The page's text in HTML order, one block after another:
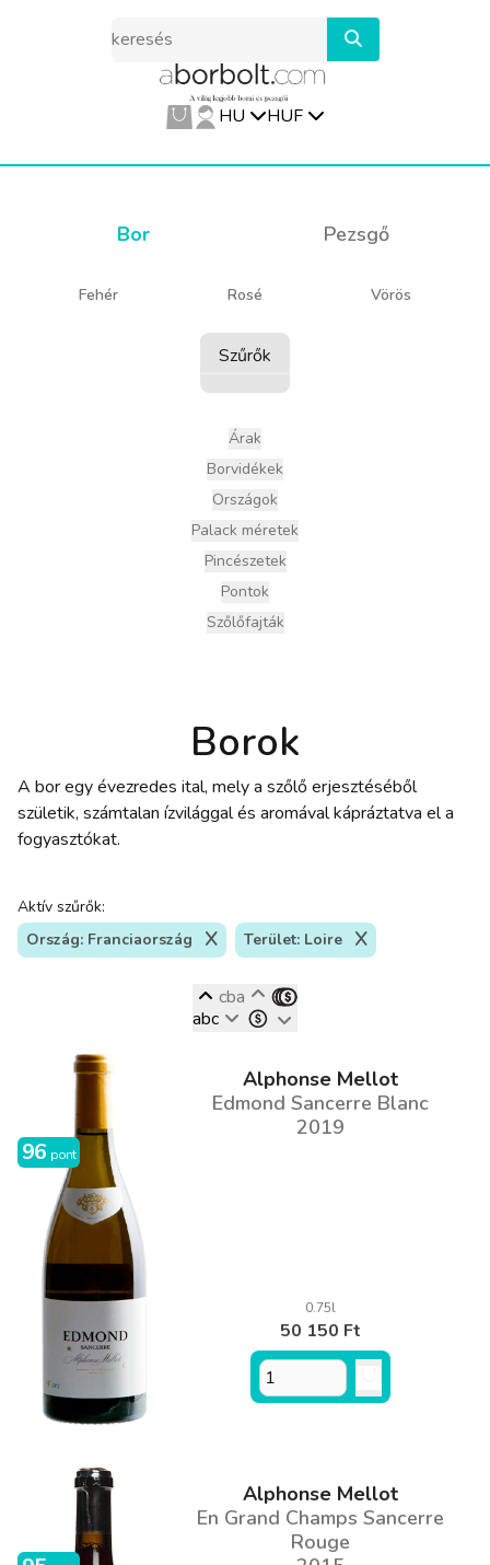
HU HUF
Bor Pezsgő
Fehér Rosé Vörös
Szűrők
Árak
Borvidékek
Országok
Palack méretek
Pincészetek
Pontok
Szőlőfajták
Borok
A bor egy évezredes ital, mely a szőlő erjesztéséből
születik, számtalan ízvilággal és aromával kápráztatva el a
fogyasztókat.
Aktív szűrők:
Ország: Franciaország
Terület: Loire
abc
cba
96 pont
Alphonse Mellot
Edmond Sancerre Blanc
2019
0.75l
50 150 Ft
Alphonse Mellot
En Grand Champs Sancerre
Rouge